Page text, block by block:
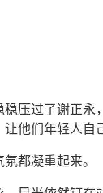
压过了谢正永
他们年轻人自
都凝重起来。